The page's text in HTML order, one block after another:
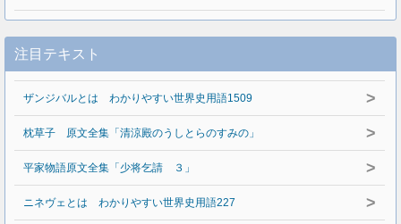
注目テキスト
ザンジバルとは わかりやすい世界史用語1509 >
枕草子 原文全集「清涼殿のうしとらのすみの」 >
平家物語原文全集「少将乞請 ３」 >
ニネヴェとは わかりやすい世界史用語227 >